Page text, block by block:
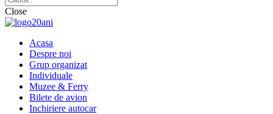
Close
Acasa
Despre noi
Grup organizat
Individuale
Muzee & Ferry
Bilete de avion
Inchiriere autocar